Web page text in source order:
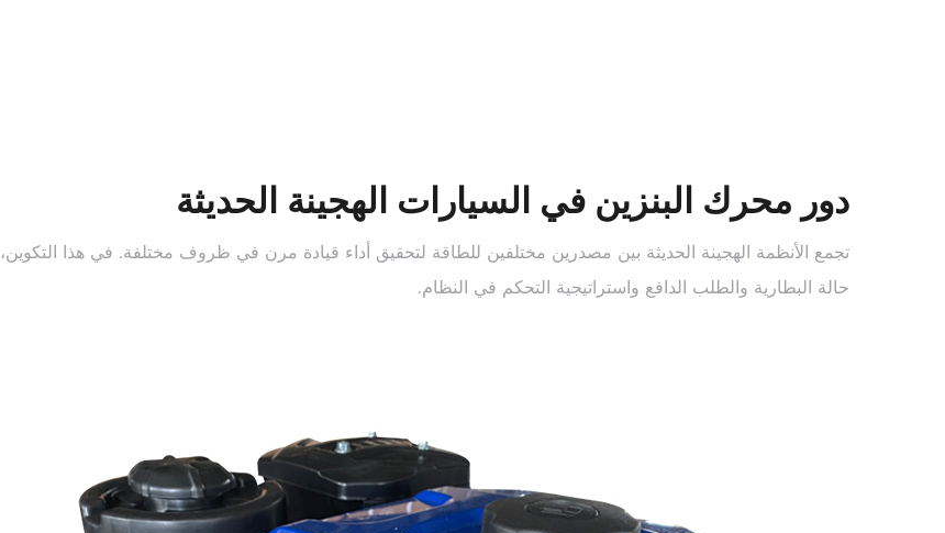
دور محرك البنزين في السيارات الهجينة الحديثة
تجمع الأنظمة الهجينة الحديثة بين مصدرين مختلفين للطاقة لتحقيق أداء قيادة مرن في ظروف مختلفة. في هذا التكوين،
حالة البطارية والطلب الدافع واستراتيجية التحكم في النظام.